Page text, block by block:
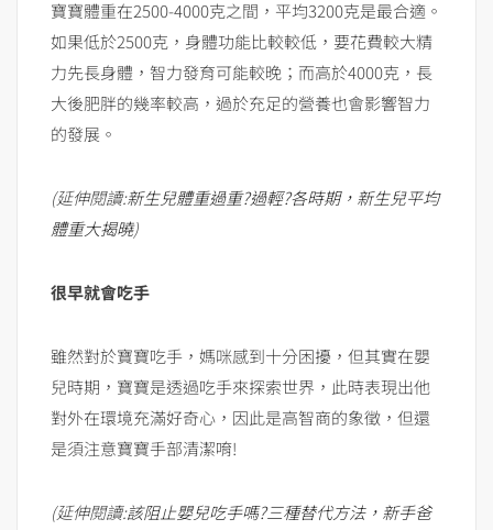
寶寶體重在2500-4000克之間，平均3200克是最合適。
如果低於2500克，身體功能比較較低，要花費較大精
力先長身體，智力發育可能較晚；而高於4000克，長
大後肥胖的幾率較高，過於充足的營養也會影響智力
的發展。
(延伸閱讀:新生兒體重過重?過輕?各時期，新生兒平均
體重大揭曉)
很早就會吃手
雖然對於寶寶吃手，媽咪感到十分困擾，但其實在嬰
兒時期，寶寶是透過吃手來探索世界，此時表現出他
對外在環境充滿好奇心，因此是高智商的象徵，但還
是須注意寶寶手部清潔唷!
(延伸閱讀:該阻止嬰兒吃手嗎?三種替代方法，新手爸